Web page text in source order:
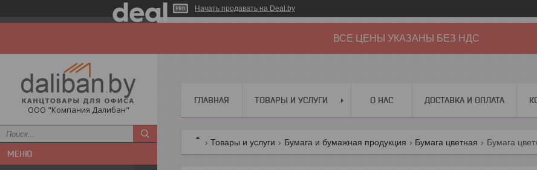
Начать продавать на Deal.by
ВСЕ ЦЕНЫ УКАЗАНЫ БЕЗ НДС
ООО "Компания Далибан"
ГЛАВНАЯ ТОВАРЫ И УСЛУГИ О НАС ДОСТАВКА И ОПЛАТА
Товары и услуги Бумага и бумажная продукция Бумага цветная Бумага